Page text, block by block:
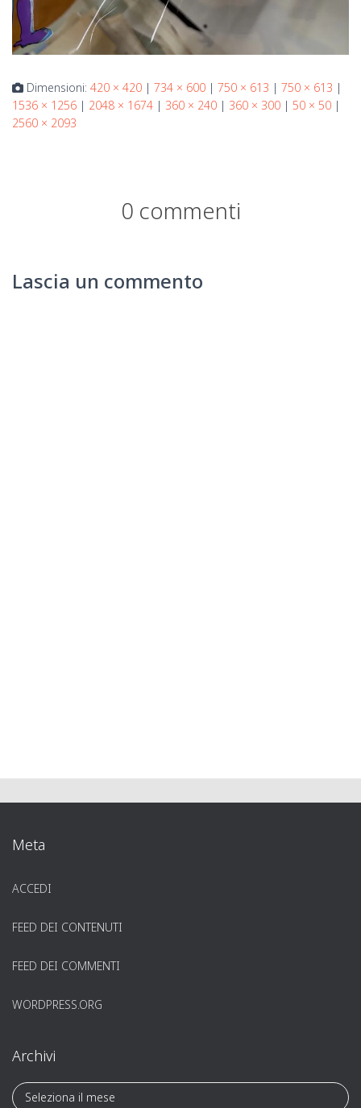
Dimensioni: 420 × 420 | 734 × 600 | 750 × 613 | 750 × 613 |
1536 × 1256 | 2048 × 1674 | 360 × 240 | 360 × 300 | 50 × 50 |
2560 × 2093
0 commenti
Lascia un commento
Meta
ACCEDI
FEED DEI CONTENUTI
FEED DEI COMMENTI
WORDPRESS.ORG
Archivi
A